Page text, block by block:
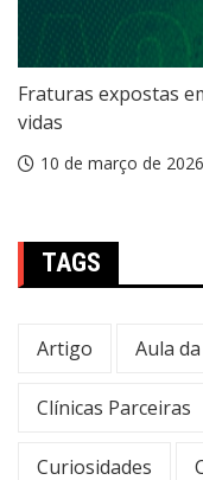
Fraturas expostas
vidas
10 de março de 2026
TAGS
Artigo Aula
Clínicas Parceiras
Curiosidades